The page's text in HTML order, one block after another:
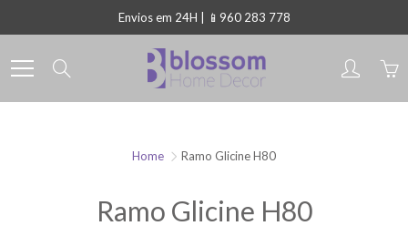
Envios em 24H | 📱960 283 778
Home Ramo Glicine H80
Ramo Glicine H80